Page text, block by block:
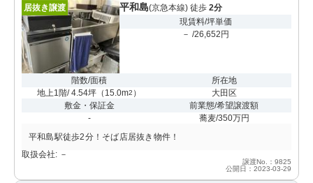
居抜き譲渡 平和島(京急本線) 徒歩 2分
現賃料/坪単価
－ /26,652円
階数/面積
地上1階/ 4.54坪 （ 15.0m2 ）
所在地
大田区
敷金・保証金
-
前業態/希望譲渡額
蕎麦/350万円
平和島駅徒歩2分！そば店居抜き物件！
取扱会社: －
譲渡No.：9825
公開日：2023-03-29